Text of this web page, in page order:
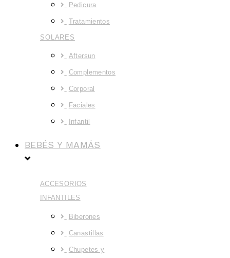
Pedicura
Tratamientos
SOLARES
Aftersun
Complementos
Corporal
Faciales
Infantil
BEBÉS Y MAMÁS
ACCESORIOS
INFANTILES
Biberones
Canastillas
Chupetes y